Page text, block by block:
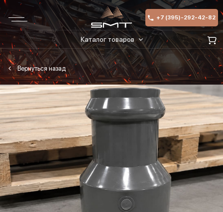
+7 (395)-292-42-82
Каталог товаров